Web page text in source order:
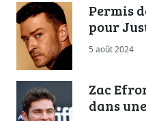
Permis
pour
5 août 2024
Zac
dans